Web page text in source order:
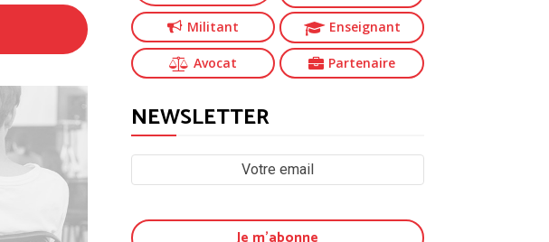
Militant Enseignant
Avocat Partenaire
NEWSLETTER